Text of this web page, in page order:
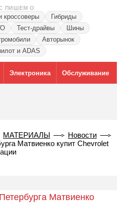
ПИШЕМ О
кроссоверы
Гибриды
Тест-драйвы
Шины
Авторынок
и ADAS
Электроника Обслуживание
МАТЕРИАЛЫ
Новости
Матвиенко купит Chevrolet
Матвиенко